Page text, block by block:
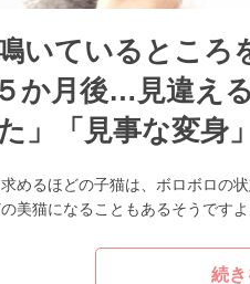
いているところ
か月後…見違え
」「見事な変身」
めるほどの子猫は、ボロボロの
美猫になることもあるそうですよ
続